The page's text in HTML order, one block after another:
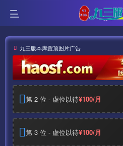
九三版本库置顶图片广告
第 2 位 - 虚位以待¥100/月
第 3 位 - 虚位以待¥100/月